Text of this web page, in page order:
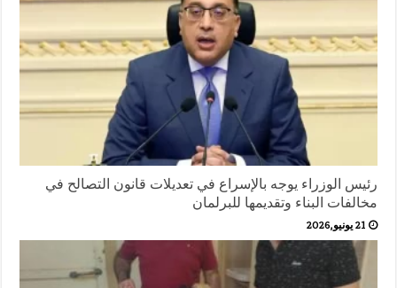
رئيس الوزراء يوجه بالإسراع في تعديلات قانون التصالح في
مخالفات البناء وتقديمها للبرلمان
21 يونيو,2026